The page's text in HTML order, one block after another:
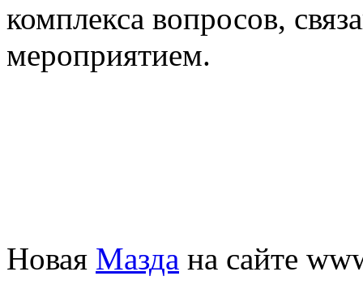
комплекса вопросов,
мероприятием.
Новая Мазда на сайте